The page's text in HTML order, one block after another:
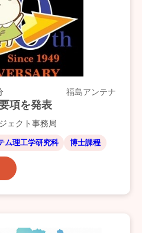
福島アンテナ
項を発表
ェクト事務局
ム理工学研究科 博士課程